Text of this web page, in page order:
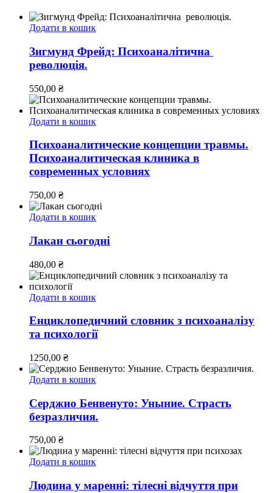
Додати в кошик
Зигмунд Фрейд: Психоаналітична
революція.
550,00 ₴
Додати в кошик
Психоаналитические концепции травмы.
Психоаналитическая клиника в
современных условиях
750,00 ₴
Додати в кошик
Лакан сьогодні
480,00 ₴
Додати в кошик
Енциклопедичний словник з психоаналізу
та психології
1250,00 ₴
Додати в кошик
Серджио Бенвенуто: Уныние. Страсть
безразличия.
750,00 ₴
Додати в кошик
Людина у маренні: тілесні відчуття при